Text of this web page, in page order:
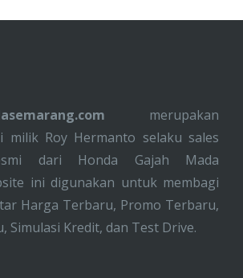
merupakan
milik Roy Hermanto selaku sales
dari Honda Gajah Mada
ini digunakan untuk membagi
Harga Terbaru, Promo Terbaru,
Simulasi Kredit, dan Test Drive.